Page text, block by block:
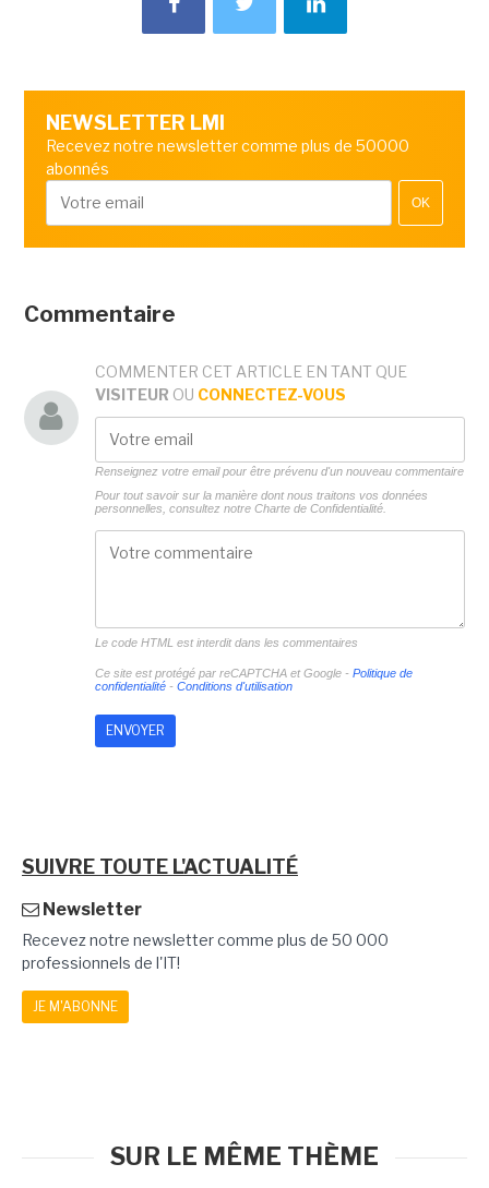
NEWSLETTER LMI
Recevez notre newsletter comme plus de 50000
abonnés
OK
Commentaire
COMMENTER CET ARTICLE EN TANT QUE
VISITEUR OU CONNECTEZ-VOUS
Renseignez votre email pour être prévenu d'un nouveau commentaire
Pour tout savoir sur la manière dont nous traitons vos données
personnelles, consultez notre Charte de Confidentialité.
Le code HTML est interdit dans les commentaires
Ce site est protégé par reCAPTCHA et Google - Politique de
confidentialité- Conditions d'utilisation
SUIVRE TOUTE L'ACTUALITÉ
Newsletter
Recevez notre newsletter comme plus de 50 000
professionnels de l'IT!
JE M'ABONNE
SUR LE MÊME THÈME